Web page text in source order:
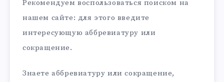
Рекомендуем воспользоваться поиском на
нашем сайте: для этого введите
интересующую аббревиатуру или
сокращение.
Знаете аббревиатуру или сокращение,